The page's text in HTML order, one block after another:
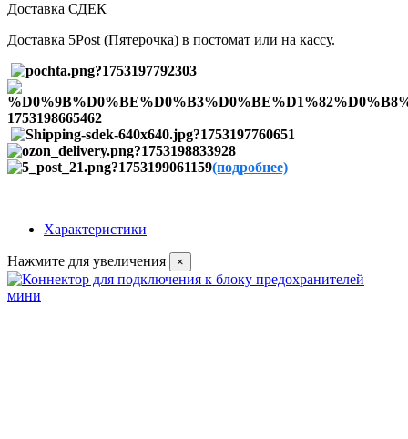
Доставка СДЕК
Доставка 5Post (Пятерочка) в постомат или на кассу.
(подробнее)
Характеристики
Нажмите для увеличения ×